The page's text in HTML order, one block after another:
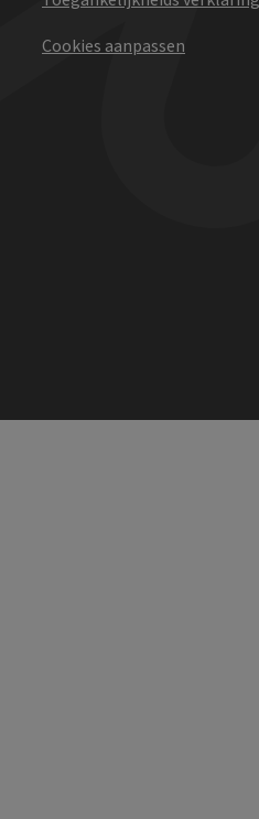
Cookies aanpassen